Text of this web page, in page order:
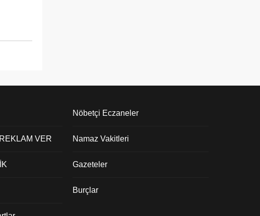
VER
Nöbetçi Eczaneler
Namaz Vakitleri
Gazeteler
Burçlar